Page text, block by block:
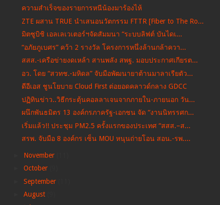
ความสำเร็จของรายการหนีน้องมาร้องไห้
ZTE ผสาน TRUE นำเสนอนวัตกรรม FTTR [Fiber to The Ro...
มิตซูบิชิ เอลเลเวเตอร์ฯจัดสัมมนา “ระบบลิฟต์ บันไดเ...
“อภัยภูเบศร” คว้า 2 รางวัล โครงการหนึ่งล้านกล้าควา...
สสส.-เครือข่ายงดเหล้า สานพลัง สพฐ. มอบประกาศเกียรต...
อว. โดย “สวทช.-มหิดล” จับมือพัฒนายาต้านมาลาเรียตัว...
ดีอีเอส ชูนโยบาย Cloud First ต่อยอดคลาวด์กลาง GDCC
ปฏิทินข่าว..วิธีกระตุ้นคอลลาเจนจากภายใน-ภายนอก วัน...
ผนึกพันธมิตร 13 องค์กรภาครัฐ-เอกชน จัด “งานนิทรรศก...
เริ่มแล้ว!! ประชุม PM2.5 ครั้งแรกของประเทศ “สสส.–ส...
สรพ. จับมือ 8 องค์กร เซ็น MOU หนุนถ่ายโอน สอน.-รพ....
November
October
September
August